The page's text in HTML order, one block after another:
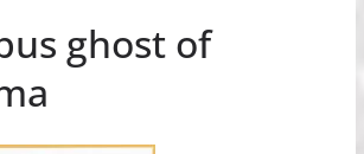
ghost of